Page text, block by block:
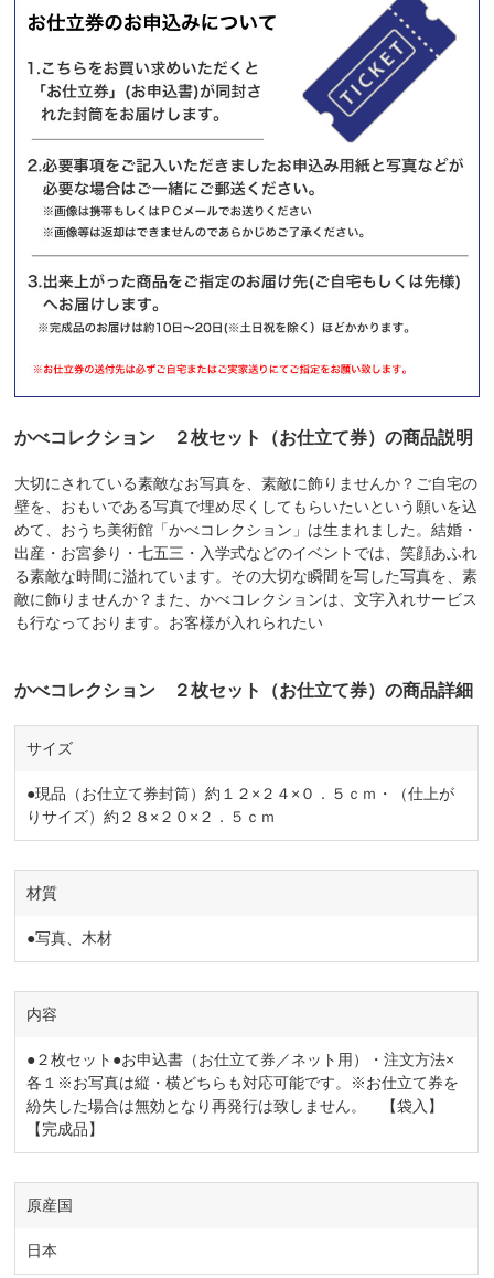
かべコレクション ２枚セット（お仕立て券）の商品説明
大切にされている素敵なお写真を、素敵に飾りませんか？ご自宅の
壁を、おもいである写真で埋め尽くしてもらいたいという願いを込
めて、おうち美術館「かべコレクション」は生まれました。結婚・
出産・お宮参り・七五三・入学式などのイベントでは、笑顔あふれ
る素敵な時間に溢れています。その大切な瞬間を写した写真を、素
敵に飾りませんか？また、かべコレクションは、文字入れサービス
も行なっております。お客様が入れられたい
かべコレクション ２枚セット（お仕立て券）の商品詳細
サイズ
●現品（お仕立て券封筒）約１２×２４×０．５ｃｍ・（仕上が
りサイズ）約２８×２０×２．５ｃｍ
材質
●写真、木材
内容
●２枚セット●お申込書（お仕立て券／ネット用）・注文方法×
各１※お写真は縦・横どちらも対応可能です。※お仕立て券を
紛失した場合は無効となり再発行は致しません。 【袋入】
【完成品】
原産国
日本